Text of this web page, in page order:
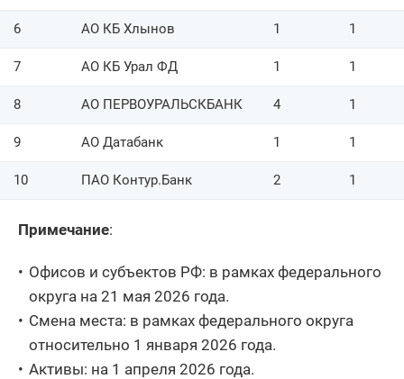
ООО
ООО НОВОКИБ
126
АО БАНК БЕРЕЙТ
127
СеверСтройБанк АО
6 АО КБ Хлынов 1 1
7 АО КБ Урал ФД 1 1
8 АО ПЕРВОУРАЛЬСКБАНК 4 1
9 АО Датабанк 1 1
10 ПАО Контур.Банк 2 1
Примечание:
Офисов и субъектов РФ: в рамках федерального
округа на 21 мая 2026 года.
Смена места: в рамках федерального округа
относительно 1 января 2026 года.
Активы: на 1 апреля 2026 года.